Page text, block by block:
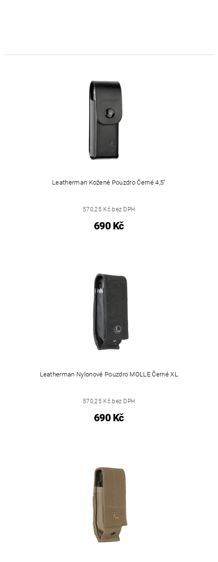
Leatherman Kožené Pouzdro Černé 4,5"
570,25 Kč bez DPH
690 Kč
Leatherman Nylonové Pouzdro MOLLE Černé XL
570,25 Kč bez DPH
690 Kč